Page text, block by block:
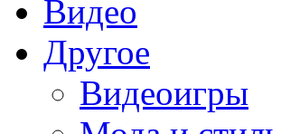
Видео
Другое
Видеоигры